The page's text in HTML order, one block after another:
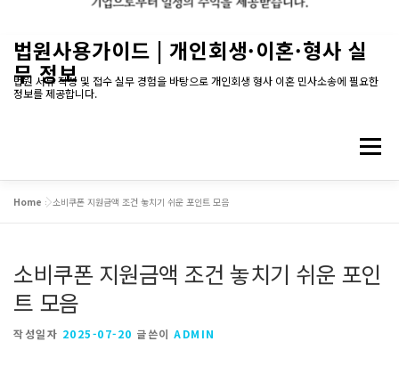
법원사용가이드 | 개인회생·이혼·형사 실
무 정보
법원 서류 작성 및 접수 실무 경험을 바탕으로 개인회생 형사 이혼 민사소송에 필요한
정보를 제공합니다.
메뉴
Home »소비쿠폰 지원금액 조건 놓치기 쉬운 포인트 모음
소비쿠폰 지원금액 조건 놓치기 쉬운 포인
트 모음
작성일자 2025-07-20 글쓴이 ADMIN